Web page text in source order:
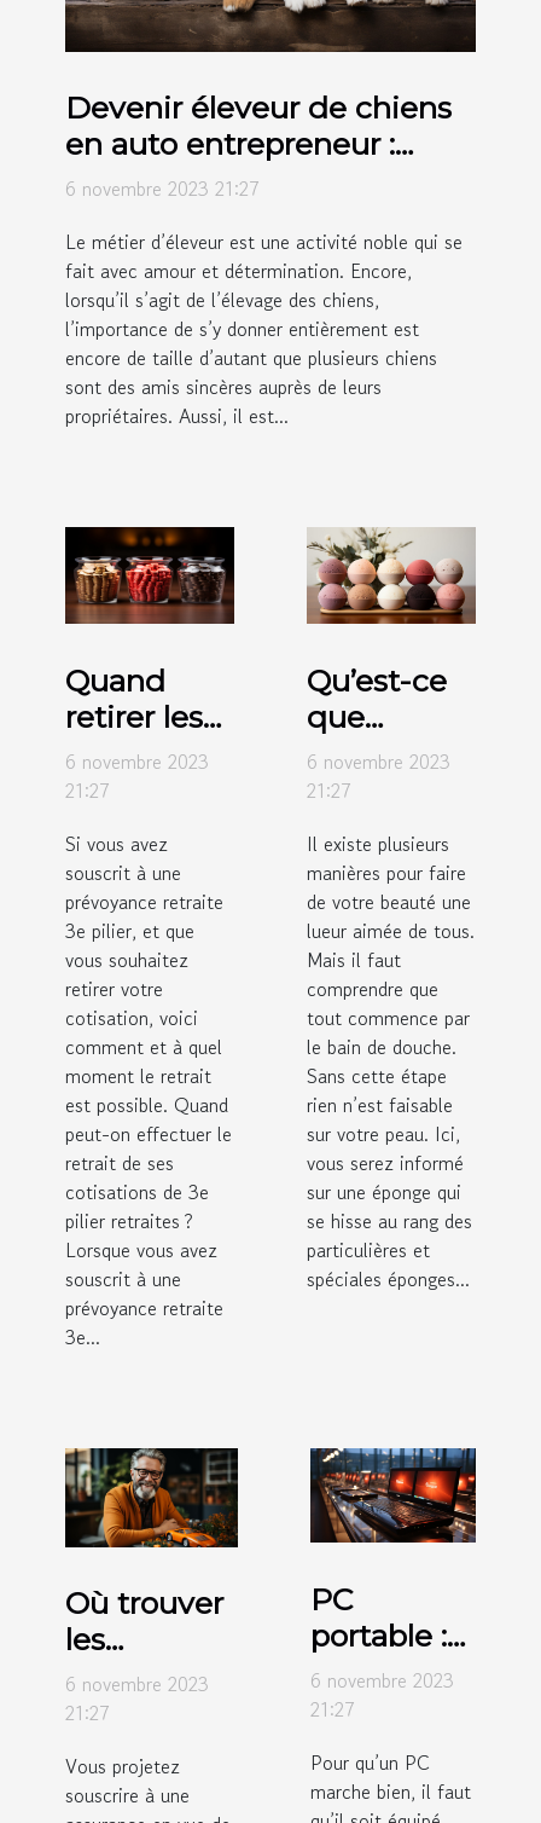
Devenir éleveur de chiens
en auto entrepreneur :
comment s’y prendre ?
6 novembre 2023 21:27
Le métier d’éleveur est une activité noble qui se
fait avec amour et détermination. Encore,
lorsqu’il s’agit de l’élevage des chiens,
l’importance de s’y donner entièrement est
encore de taille d’autant que plusieurs chiens
sont des amis sincères auprès de leurs
propriétaires. Aussi, il est...
Quand
retirer les
fonds dans
un
de trois
piliers ?
6 novembre 2023
21:27
Si vous avez
souscrit à une
prévoyance retraite
3e pilier, et que
vous souhaitez
retirer votre
cotisation, voici
comment et à quel
moment le retrait
est possible. Quand
peut-on effectuer le
retrait de ses
cotisations de 3e
pilier retraites ?
Lorsque vous avez
souscrit à une
prévoyance retraite
3e...
Qu’est-ce
que
l’éponge
konjac ?
6 novembre 2023
21:27
Il existe plusieurs
manières pour faire
de votre beauté une
lueur aimée de tous.
Mais il faut
comprendre que
tout commence par
le bain de douche.
Sans cette étape
rien n’est faisable
sur votre peau. Ici,
vous serez informé
sur une éponge qui
se hisse au rang des
particulières et
spéciales éponges...
Où trouver
les
différents
types
détaillés ?
6 novembre 2023
21:27
Vous projetez
souscrire à une
PC
portable :
pourquoi
choisir
un
6 novembre 2023
21:27
Pour qu’un PC
marche bien, il faut